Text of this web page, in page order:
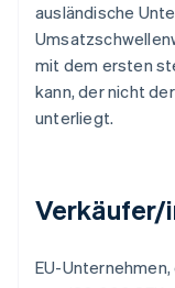
ausländische
mit dem ersten
kann, der nicht
unterliegt.
Verkäufer/
EU-